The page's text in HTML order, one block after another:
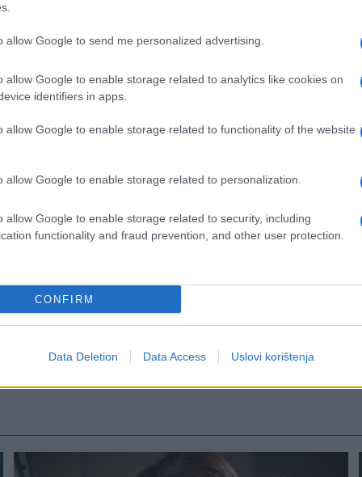
allow Google to send me personalized advertising.
allow Google to enable storage related to analytics like cookies on
identifiers in apps.
allow Google to enable storage related to functionality of the website
allow Google to enable storage related to personalization.
allow Google to enable storage related to security, including
functionality and fraud prevention, and other user protection.
CONFIRM
Data Deletion Data Access Uslovi korištenja
top menadžerima. Porodični vlasnici
sinove koji im upravljaju biznisom.
dobijaju novac, prenosi
je ukazana velika čast. Vjeruje se da ovo
osigurava da će biznis završiti u dobrim
usvojene nasljednike često uspješnije